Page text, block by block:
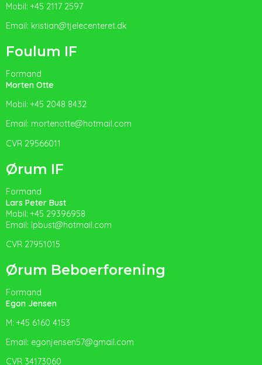
Mobil: +45 2117 2597
Email: kristian@tjelecenteret.dk
Foulum IF
Formand
Morten Otte
Mobil: +45 2048 8432
Email: mortenotte@hotmail.com
CVR 29566011
Ørum IF
Formand
Lars Peter Bust
Mobil: +45 29396958
Email: lpbust@hotmail.com
CVR 27951015
Ørum Beboerforening
Formand
Egon Jensen
M: +45 6160 4153
Email: egonjensen57@gmail.com
CVR 34173060